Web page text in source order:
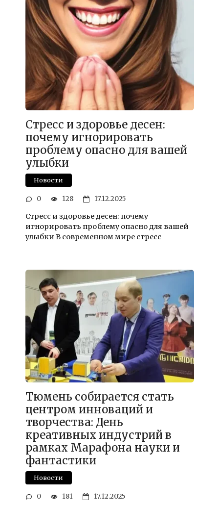
Стресс и здоровье десен:
почему игнорировать
проблему опасно для вашей
улыбки
Новости
0 128 17.12.2025
Стресс и здоровье десен: почему
игнорировать проблему опасно для вашей
улыбки В современном мире стресс
Тюмень собирается стать
центром инноваций и
творчества: День
креативных индустрий в
рамках Марафона науки и
фантастики
Новости
0 181 17.12.2025